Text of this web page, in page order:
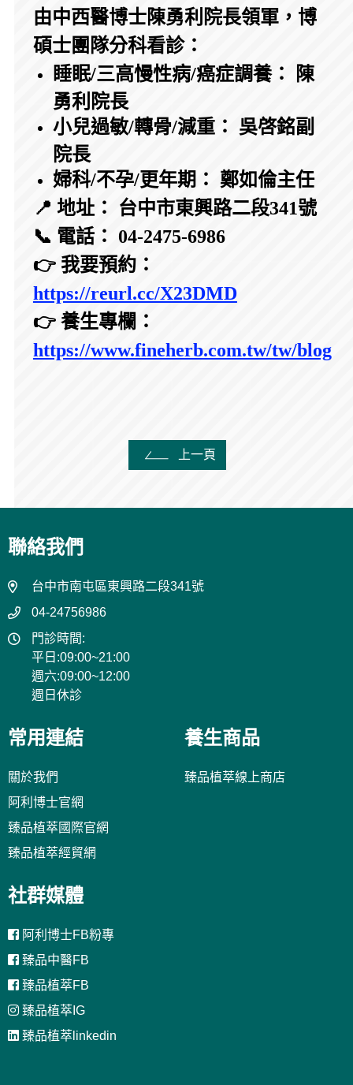
由中西醫博士陳勇利院長領軍，博
碩士團隊分科看診：
睡眠/三高慢性病/癌症調養： 陳
勇利院長
小兒過敏/轉骨/減重： 吳啓銘副
院長
婦科/不孕/更年期： 鄭如倫主任
📍 地址： 台中市東興路二段341號
📞 電話： 04-2475-6986
👉 我要預約：
https://reurl.cc/X23DMD
👉 養生專欄：
https://www.fineherb.com.tw/tw/blog
上一頁
聯絡我們
台中市南屯區東興路二段341號
04-24756986
門診時間:
平日:09:00~21:00
週六:09:00~12:00
週日休診
常用連結
關於我們
阿利博士官網
臻品植萃國際官網
臻品植萃經貿網
養生商品
臻品植萃線上商店
社群媒體
阿利博士FB粉專
臻品中醫FB
臻品植萃FB
臻品植萃IG
臻品植萃linkedin